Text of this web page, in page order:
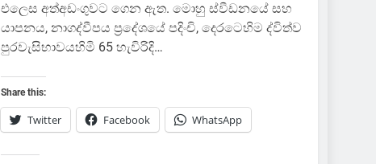
එලෙස අත්අඩංගුවට ගෙන ඇත. මොහු ස්වීඩනයේ සහ
යාපනය, නාගද්වීපය ප්‍රදේශයේ පදිංචි, දෙරටෙහිම ද්විත්ව
පුරවැසිභාවයහිමි 65 හැවිරිදි…
Share this:
Twitter Facebook WhatsApp